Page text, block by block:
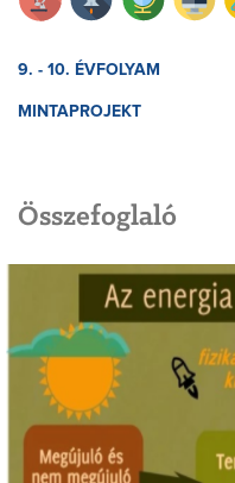
9. - 10. ÉVFOLYAM
MINTAPROJEKT
Összefoglaló